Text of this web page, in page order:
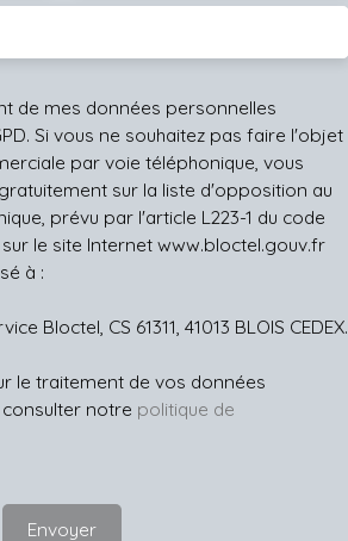
de mes données personnelles
Si vous ne souhaitez pas faire l'objet
par voie téléphonique, vous
sur la liste d'opposition au
prévu par l'article L223-1 du code
le site Internet www.bloctel.gouv.fr
à :
Bloctel, CS 61311, 41013 BLOIS CEDEX.
le traitement de vos données
notre politique de
Envoyer